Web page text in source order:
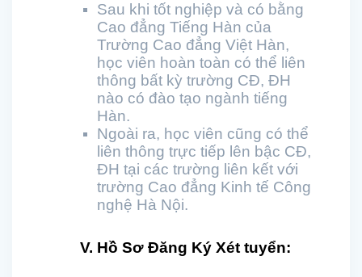
Sau khi tốt nghiệp và có bằng
Cao đẳng Tiếng Hàn của
Trường Cao đẳng Việt Hàn,
học viên hoàn toàn có thể liên
thông bất kỳ trường CĐ, ĐH
nào có đào tạo ngành tiếng
Hàn.
Ngoài ra, học viên cũng có thể
liên thông trực tiếp lên bậc CĐ,
ĐH tại các trường liên kết với
trường Cao đẳng Kinh tế Công
nghệ Hà Nội.
V. Hồ Sơ Đăng Ký Xét tuyển: